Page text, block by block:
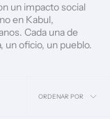
un impacto social
en Kabul,
Cada una de
un oficio, un pueblo.
Ordenar
ORDENAR POR